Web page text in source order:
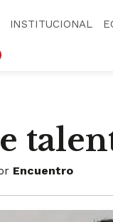
INSTITUCIONAL
Encuentro